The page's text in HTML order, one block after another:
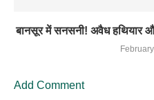
बानसूर में सनसनी! अवैध हथियार
Add Comment